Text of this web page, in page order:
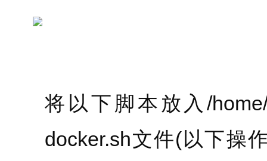
将以下脚本放入/
docker.sh文件(以下操